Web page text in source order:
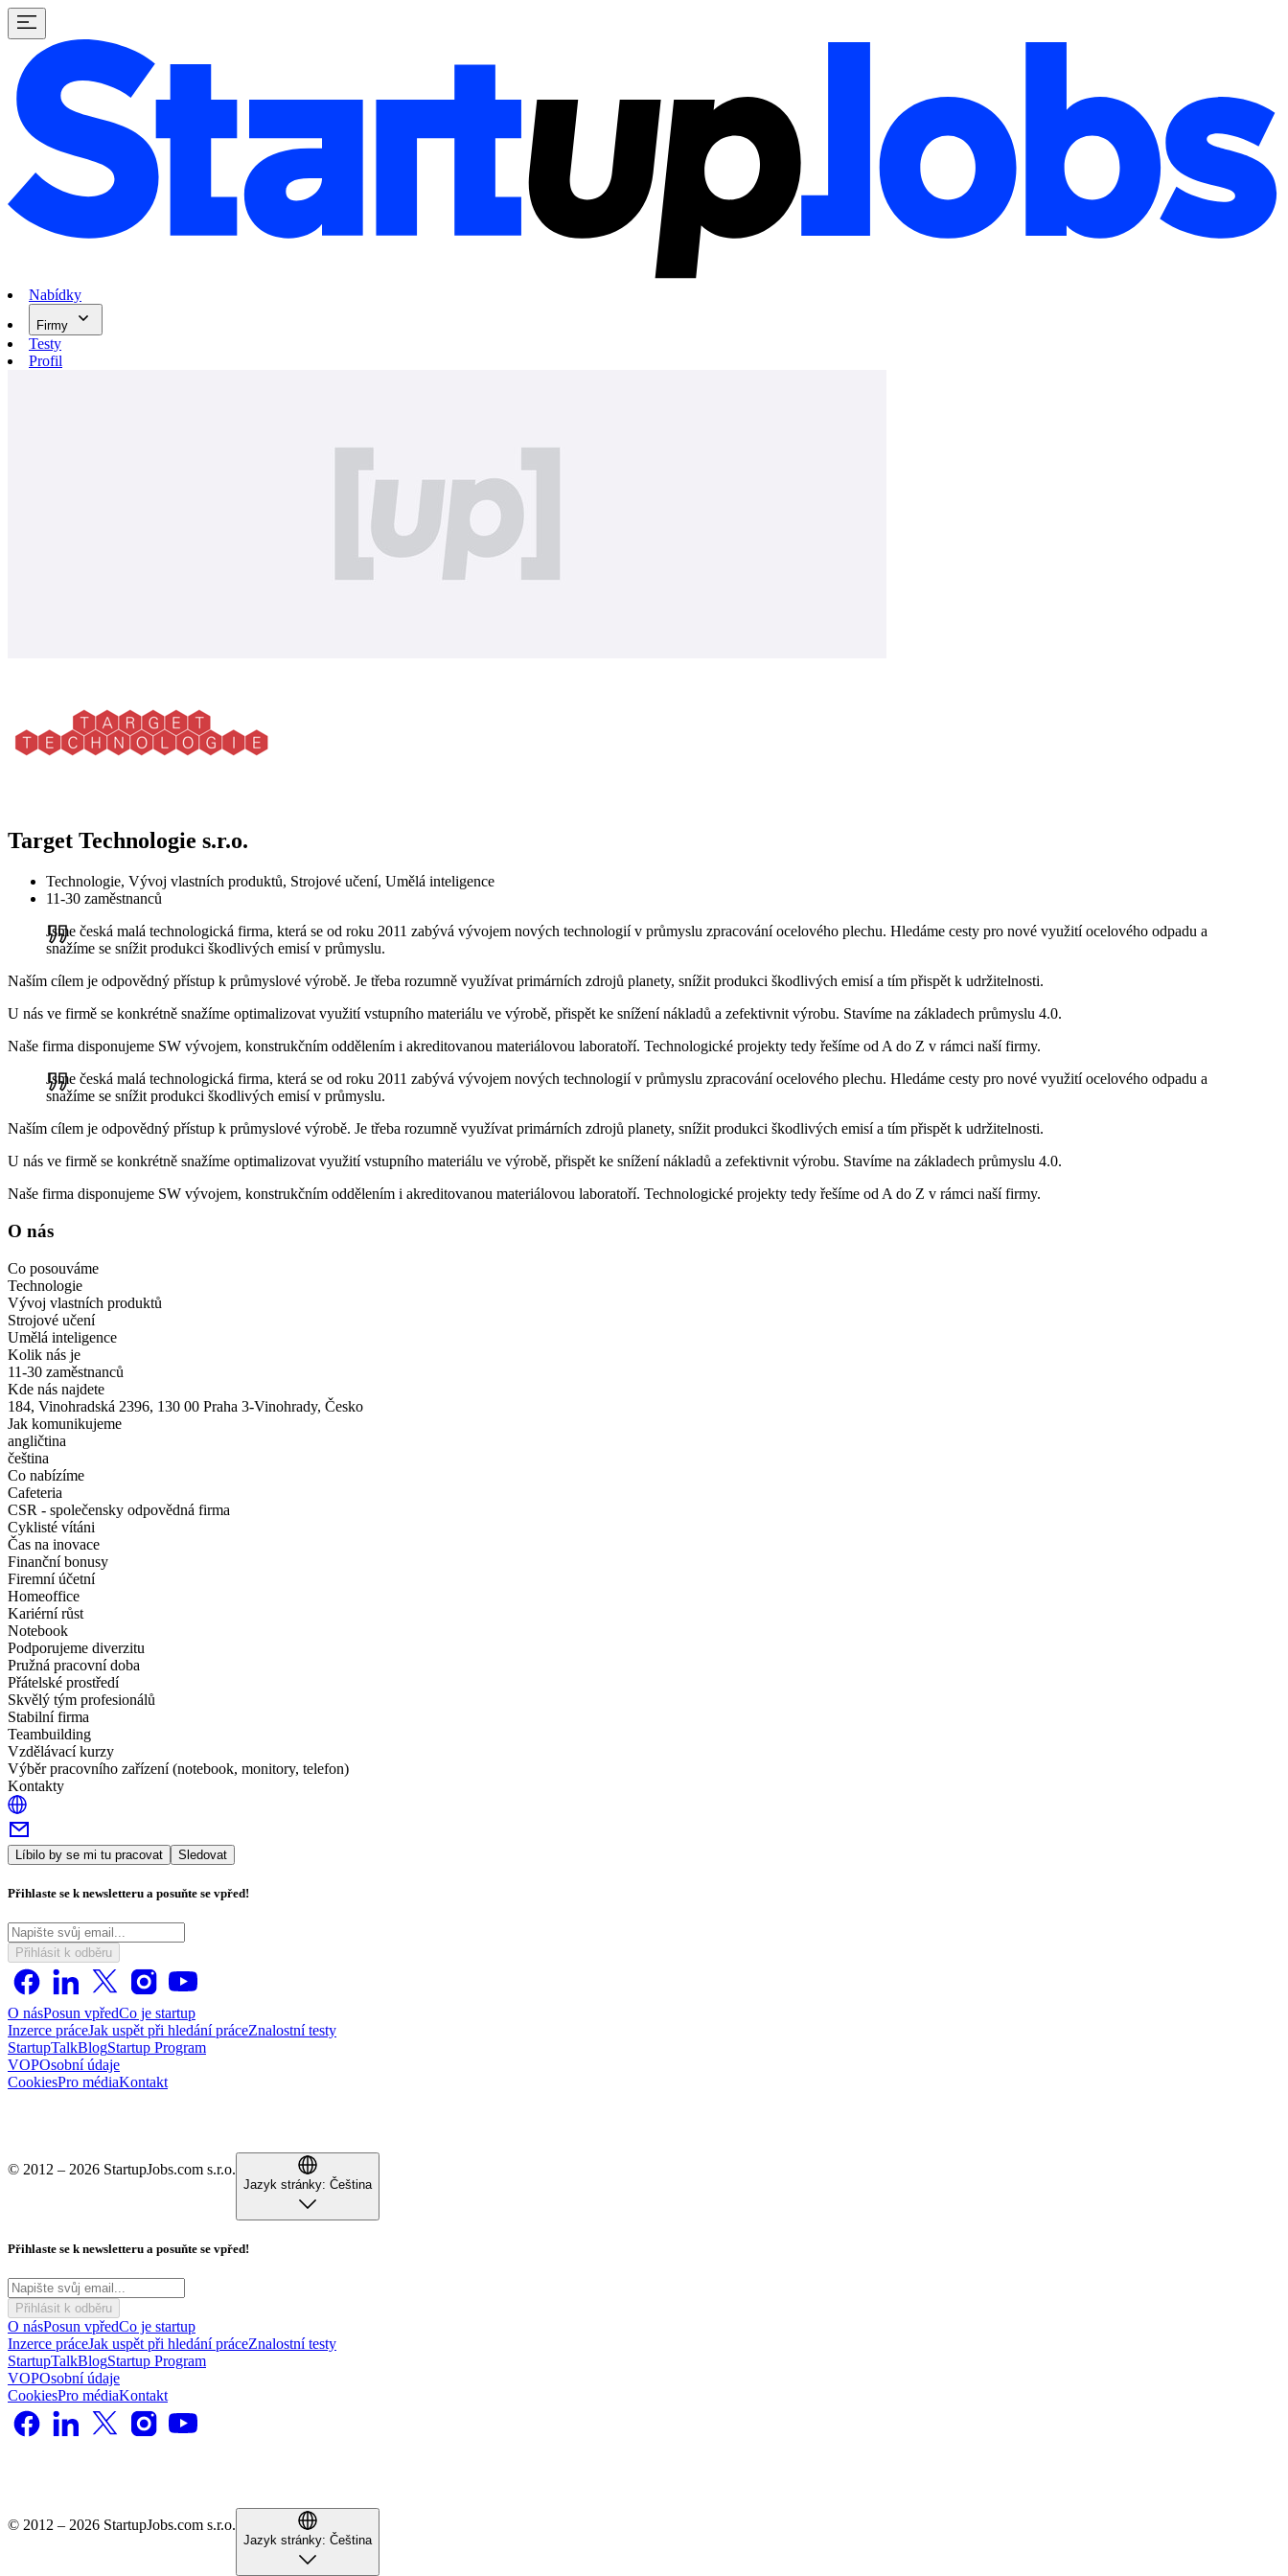
Nabídky
Firmy
Testy
Profil
Target Technologie s.r.o.
Technologie, Vývoj vlastních produktů, Strojové učení, Umělá inteligence
11-30 zaměstnanců
Jsme česká malá technologická firma, která se od roku 2011 zabývá vývojem nových technologií v průmyslu zpracování ocelového plechu. Hledáme cesty pro nové využití ocelového odpadu a
snažíme se snížit produkci škodlivých emisí v průmyslu.
Naším cílem je odpovědný přístup k průmyslové výrobě. Je třeba rozumně využívat primárních zdrojů planety, snížit produkci škodlivých emisí a tím přispět k udržitelnosti.
U nás ve firmě se konkrétně snažíme optimalizovat využití vstupního materiálu ve výrobě, přispět ke snížení nákladů a zefektivnit výrobu. Stavíme na základech průmyslu 4.0.
Naše firma disponujeme SW vývojem, konstrukčním oddělením i akreditovanou materiálovou laboratoří. Technologické projekty tedy řešíme od A do Z v rámci naší firmy.
Jsme česká malá technologická firma, která se od roku 2011 zabývá vývojem nových technologií v průmyslu zpracování ocelového plechu. Hledáme cesty pro nové využití ocelového odpadu a
snažíme se snížit produkci škodlivých emisí v průmyslu.
Naším cílem je odpovědný přístup k průmyslové výrobě. Je třeba rozumně využívat primárních zdrojů planety, snížit produkci škodlivých emisí a tím přispět k udržitelnosti.
U nás ve firmě se konkrétně snažíme optimalizovat využití vstupního materiálu ve výrobě, přispět ke snížení nákladů a zefektivnit výrobu. Stavíme na základech průmyslu 4.0.
Naše firma disponujeme SW vývojem, konstrukčním oddělením i akreditovanou materiálovou laboratoří. Technologické projekty tedy řešíme od A do Z v rámci naší firmy.
O nás
Co posouváme
Technologie
Vývoj vlastních produktů
Strojové učení
Umělá inteligence
Kolik nás je
11-30 zaměstnanců
Kde nás najdete
184, Vinohradská 2396, 130 00 Praha 3-Vinohrady, Česko
Jak komunikujeme
angličtina
čeština
Co nabízíme
Cafeteria
CSR - společensky odpovědná firma
Cyklisté vítáni
Čas na inovace
Finanční bonusy
Firemní účetní
Homeoffice
Kariérní růst
Notebook
Podporujeme diverzitu
Pružná pracovní doba
Přátelské prostředí
Skvělý tým profesionálů
Stabilní firma
Teambuilding
Vzdělávací kurzy
Výběr pracovního zařízení (notebook, monitory, telefon)
Kontakty
Líbilo by se mi tu pracovat Sledovat
Přihlaste se k newsletteru a posuňte se vpřed!
Přihlásit k odběru
O násPosun vpředCo je startup
Inzerce práceJak uspět při hledání práceZnalostní testy
StartupTalkBlogStartup Program
VOPOsobní údaje
CookiesPro médiaKontakt
© 2012 – 2026 StartupJobs.com s.r.o.
Jazyk stránky: Čeština
Přihlaste se k newsletteru a posuňte se vpřed!
Přihlásit k odběru
O násPosun vpředCo je startup
Inzerce práceJak uspět při hledání práceZnalostní testy
StartupTalkBlogStartup Program
VOPOsobní údaje
CookiesPro médiaKontakt
© 2012 – 2026 StartupJobs.com s.r.o.
Jazyk stránky: Čeština